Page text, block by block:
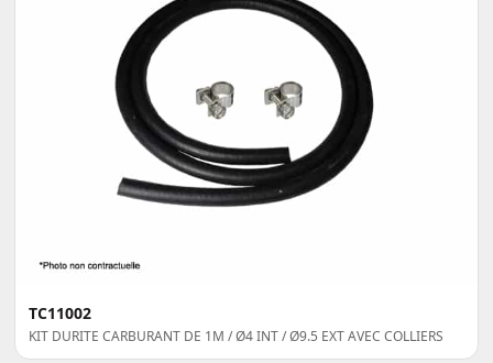
TC11002
KIT DURITE CARBURANT DE 1M / Ø4 INT / Ø9.5 EXT AVEC COLLIERS